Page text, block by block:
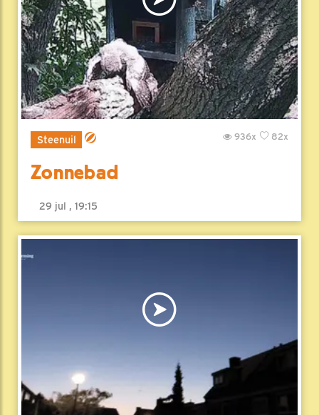
Steenuil 82x
936x
Zonnebad
29 jul , 19:15